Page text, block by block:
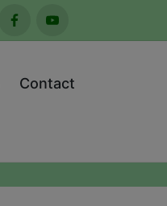
facebookyoutube
Contact